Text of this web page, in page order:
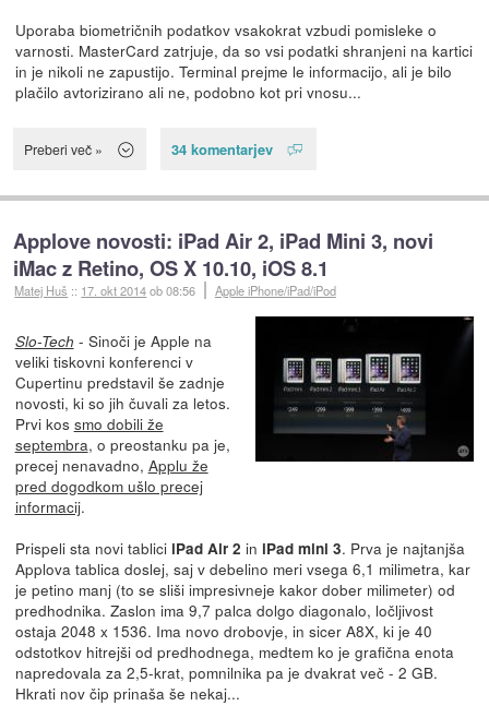
Uporaba biometričnih podatkov vsakokrat vzbudi pomisleke o
varnosti. MasterCard zatrjuje, da so vsi podatki shranjeni na kartici
in je nikoli ne zapustijo. Terminal prejme le informacijo, ali je bilo
plačilo avtorizirano ali ne, podobno kot pri vnosu...
Preberi več » 34 komentarjev
Applove novosti: iPad Air 2, iPad Mini 3, novi
iMac z Retino, OS X 10.10, iOS 8.1
Matej Huš :: 17. okt 2014ob 08:56 Apple iPhone/iPad/iPod
Slo-Tech - Sinoči je Apple na
veliki tiskovni konferenci v
Cupertinu predstavil še zadnje
novosti, ki so jih čuvali za letos.
Prvi kos smo dobili že
septembra, o preostanku pa je,
precej nenavadno, Applu že
pred dogodkom ušlo precej
informacij.
Prispeli sta novi tablici iPad Air 2 in iPad mini 3. Prva je najtanjša
Applova tablica doslej, saj v debelino meri vsega 6,1 milimetra, kar
je petino manj (to se sliši impresivneje kakor dober milimeter) od
predhodnika. Zaslon ima 9,7 palca dolgo diagonalo, ločljivost
ostaja 2048 x 1536. Ima novo drobovje, in sicer A8X, ki je 40
odstotkov hitrejši od predhodnega, medtem ko je grafična enota
napredovala za 2,5-krat, pomnilnika pa je dvakrat več - 2 GB.
Hkrati nov čip prinaša še nekaj...